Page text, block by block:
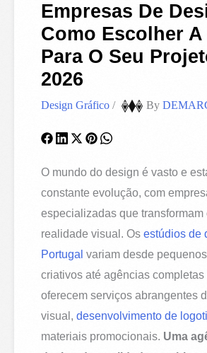
Empresas De
Como Escolher
Para O Seu
2026
Design Gráfico / By
O mundo do design é vasto e
constante evolução, com
especializadas que transformam
realidade visual. Osestúdios de
Portugal variam desde
criativos até agências completas
oferecem serviços abrangentes
visual,desenvolvimento de
materiais promocionais. Uma